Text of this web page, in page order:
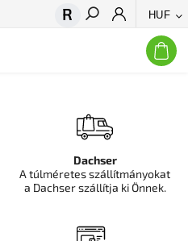
HUF
Keresés
Dachser
A túlméretes szállítmányokat
a Dachser szállítja ki Önnek.